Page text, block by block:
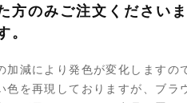
方のみご注文ください
。
加減により発色が変化しますの
色を再現しておりますが、ブラ